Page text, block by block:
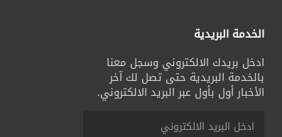
الخدمة البريدية
ادخل بريدك الالكتروني وسجل معنا
بالخدمة البريدية حتى تصل لك آخر
الأخبار أول بأول عبر البريد الالكتروني.